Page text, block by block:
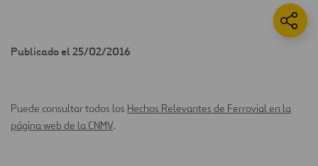
Publicado el 25/02/2016
Puede consultar todos los Hechos Relevantes de Ferrovial en la
página web de la CNMV.